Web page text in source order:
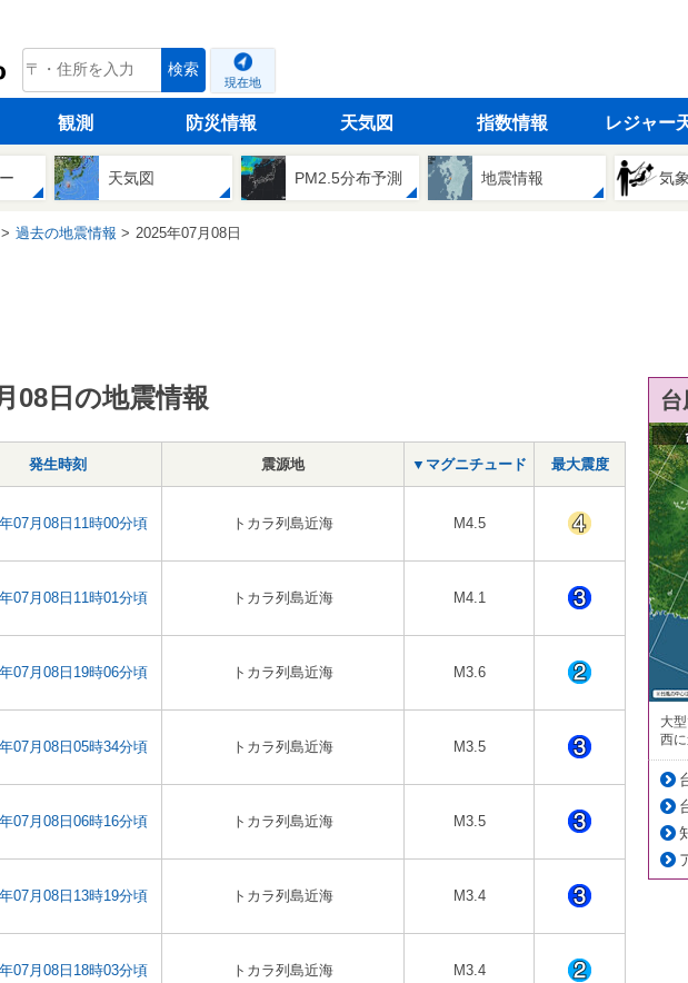
tenki.jp 検索
現在地
観測 防災情報 天気図 指数情報 レジャー
天気図 PM2.5分布予測 地震情報 気
過去の地震情報 2025年07月08日
08日の地震情報
発生時刻 震源地 ▼マグニチュード 最大震度
07月08日11時00分頃 トカラ列島近海 M4.5
07月08日11時01分頃 トカラ列島近海 M4.1
07月08日19時06分頃 トカラ列島近海 M3.6
07月08日05時34分頃 トカラ列島近海 M3.5
07月08日06時16分頃 トカラ列島近海 M3.5
07月08日13時19分頃 トカラ列島近海 M3.4
07月08日18時03分頃 トカラ列島近海 M3.4
大
西